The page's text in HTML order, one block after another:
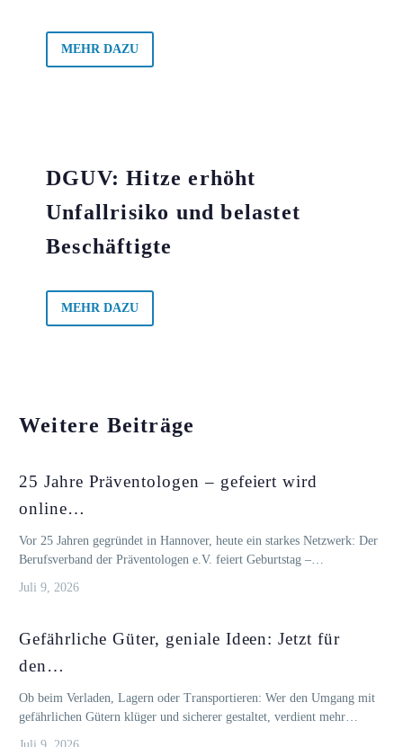
MEHR DAZU
DGUV: Hitze erhöht
Unfallrisiko und belastet
Beschäftigte
MEHR DAZU
Weitere Beiträge
25 Jahre Präventologen – gefeiert wird
online…
Vor 25 Jahren gegründet in Hannover, heute ein starkes Netzwerk: Der
Berufsverband der Präventologen e.V. feiert Geburtstag –…
Juli 9, 2026
Gefährliche Güter, geniale Ideen: Jetzt für
den…
Ob beim Verladen, Lagern oder Transportieren: Wer den Umgang mit
gefährlichen Gütern klüger und sicherer gestaltet, verdient mehr…